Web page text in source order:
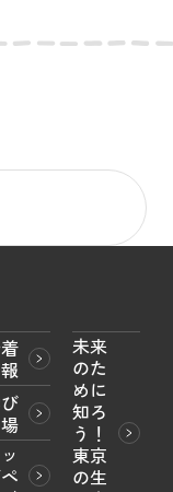
未来
のた
めに
知ろ
う！
東京
の生